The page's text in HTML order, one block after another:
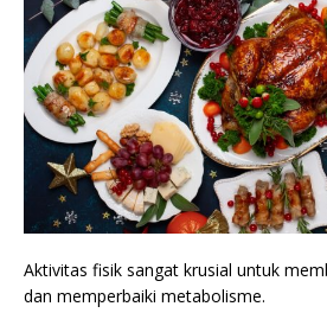
Aktivitas fisik sangat krusial untuk
dan memperbaiki metabolisme.